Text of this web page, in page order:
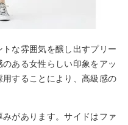
な雰囲気を醸し出すプリー
ある女性らしい印象をアッ
することにより、高級感の
があります。サイドはファ